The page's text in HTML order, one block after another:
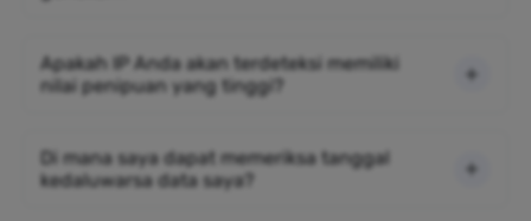
Apakah IP Anda akan terdeteksi memiliki
nilai penipuan yang tinggi?
Di mana saya dapat memeriksa tanggal
kedaluwarsa data saya?